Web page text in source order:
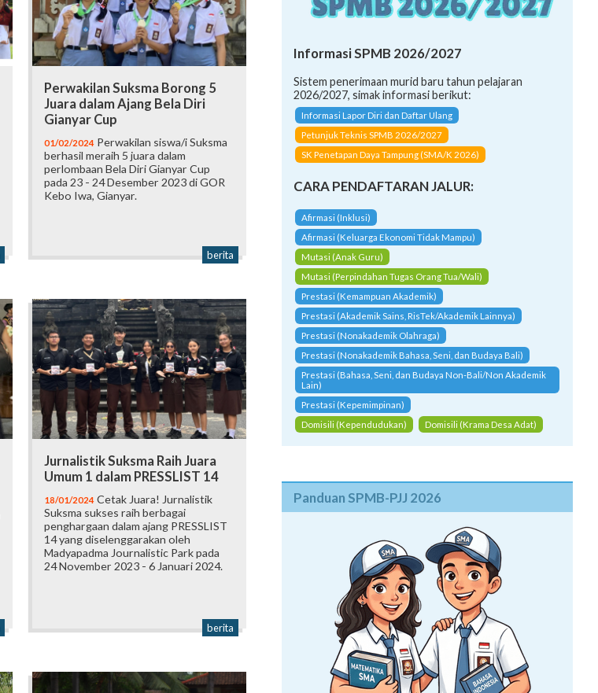
Perwakilan Suksma Borong 5
Juara dalam Ajang Bela Diri
Gianyar Cup
01/02/2024 Perwakilan siswa/i Suksma
berhasil meraih 5 juara dalam
perlombaan Bela Diri Gianyar Cup
pada 23 - 24 Desember 2023 di GOR
Kebo Iwa, Gianyar.
berita
Jurnalistik Suksma Raih Juara
Umum 1 dalam PRESSLIST 14
18/01/2024 Cetak Juara! Jurnalistik
Suksma sukses raih berbagai
penghargaan dalam ajang PRESSLIST
14 yang diselenggarakan oleh
Madyapadma Journalistic Park pada
24 November 2023 - 6 Januari 2024.
berita
Informasi SPMB 2026/2027
Sistem penerimaan murid baru tahun pelajaran
2026/2027, simak informasi berikut:
Informasi Lapor Diri dan Daftar Ulang
Petunjuk Teknis SPMB 2026/2027
SK Penetapan Daya Tampung (SMA/K 2026)
CARA PENDAFTARAN JALUR:
Afirmasi (Inklusi)
Afirmasi (Keluarga Ekonomi Tidak Mampu)
Mutasi (Anak Guru)
Mutasi (Perpindahan Tugas Orang Tua/Wali)
Prestasi (Kemampuan Akademik)
Prestasi (Akademik Sains, RisTek/Akademik Lainnya)
Prestasi (Nonakademik Olahraga)
Prestasi (Nonakademik Bahasa, Seni, dan Budaya Bali)
Prestasi (Bahasa, Seni, dan Budaya Non-Bali/Non Akademik
Lain)
Prestasi (Kepemimpinan)
Domisili (Kependudukan)
Domisili (Krama Desa Adat)
Panduan SPMB-PJJ 2026